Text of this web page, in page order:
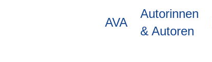
AVA
Autorinnen
& Autoren